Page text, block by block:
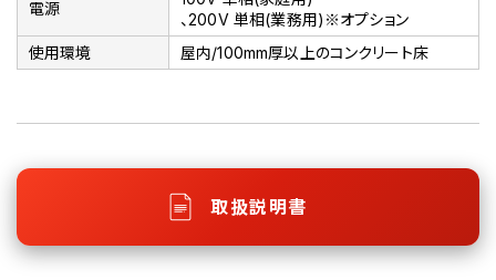
電源
、200V 単相(業務用)※オプション
使用環境
屋内/100mm厚以上のコンクリート床
取扱説明書